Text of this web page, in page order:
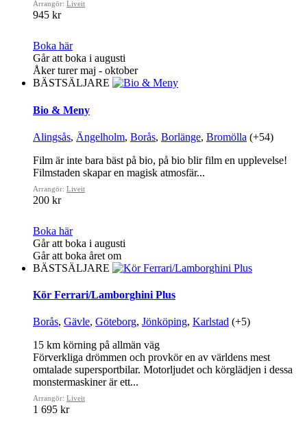
Arrangör: Liveit
945 kr
Boka här
Går att boka i augusti
Åker turer maj - oktober
BÄSTSÄLJARE
Bio & Meny
Alingsås, Ängelholm, Borås, Borlänge, Bromölla (+54)
Film är inte bara bäst på bio, på bio blir film en upplevelse!
Filmstaden skapar en magisk atmosfär...
Arrangör: Liveit
200 kr
Boka här
Går att boka i augusti
Går att boka året om
BÄSTSÄLJARE
Kör Ferrari/Lamborghini Plus
Borås, Gävle, Göteborg, Jönköping, Karlstad (+5)
15 km körning på allmän väg
Förverkliga drömmen och provkör en av världens mest
omtalade supersportbilar. Motorljudet och körglädjen i dessa
monstermaskiner är ett...
Arrangör: Liveit
1 695 kr